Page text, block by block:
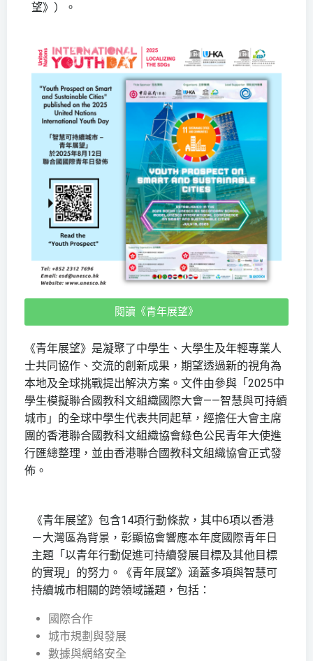
望》）。
閱讀《青年展望》
《青年展望》是凝聚了中學生、大學生及年輕專業人
士共同協作、交流的創新成果，期望透過新的視角為
本地及全球挑戰提出解決方案。文件由參與「2025中
學生模擬聯合國教科文組織國際大會——智慧與可持續
城市」的全球中學生代表共同起草，經擔任大會主席
團的香港聯合國教科文組織協會綠色公民青年大使進
行匯總整理，並由香港聯合國教科文組織協會正式發
佈。
《青年展望》包含14項行動條款，其中6項以香港
－大灣區為背景，彰顯協會響應本年度國際青年日
主題「以青年行動促進可持續發展目標及其他目標
的實現」的努力。《青年展望》涵蓋多項與智慧可
持續城市相關的跨領域議題，包括：
國際合作
城市規劃與發展
數據與網絡安全